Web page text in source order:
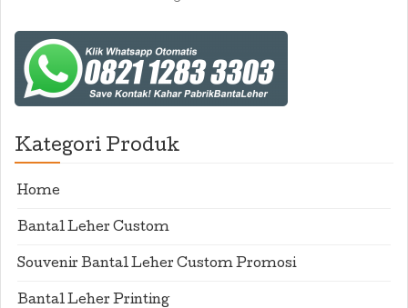
Kategori Produk
Home
Bantal Leher Custom
Souvenir Bantal Leher Custom Promosi
Bantal Leher Printing